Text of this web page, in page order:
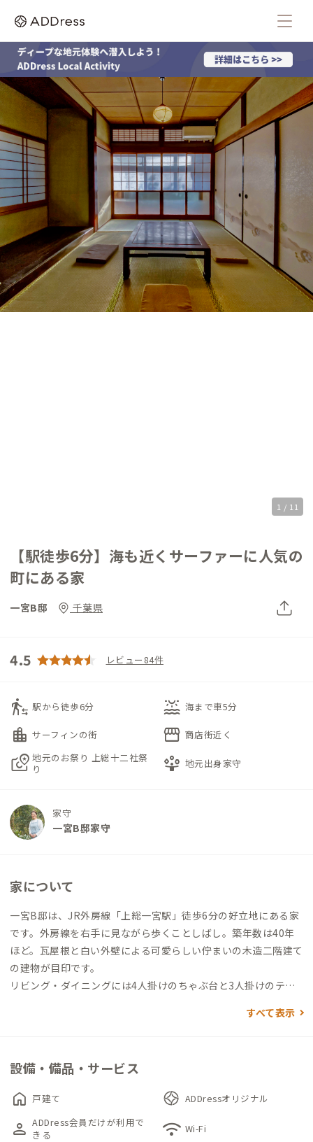
1 / 11
【駅徒歩6分】海も近くサーファーに人気の
町にある家
一宮B邸 千葉県
4.5 レビュー84件
transfer_within_a_station 駅から徒歩6分 water_lux 海まで車5分
location_city サーフィンの街 storefront 商店街近く
local_see 地元のお祭り 上総十二社祭
り
person_play 地元出身家守
家守
一宮B邸家守
家について
一宮B邸は、JR外房線「上総一宮駅」徒歩6分の好立地にある家
です。外房線を右手に見ながら歩くことしばし。築年数は40年
ほど。瓦屋根と白い外壁による可愛らしい佇まいの木造二階建て
の建物が目印です。
リビング・ダイニングには4人掛けのちゃぶ台と3人掛けのテー
どちらも建物の雰囲気に合わせたアンティーク調の古家具とし
るような空間としています。また、目の前に大きな庭があるた
め、各部屋から自然光が入る明るい部屋となっています。
すべて表示
設備・備品・サービス
home 戸建て ADDressオリジナル
person ADDress会員だけが利用で
きる
wifi Wi-Fi